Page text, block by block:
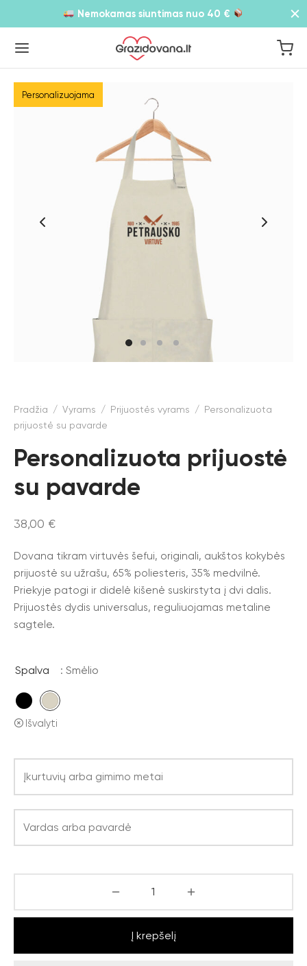
Nemokamas siuntimas nuo 40 €
Personalizuojama
Pradžia / Vyrams / Prijuostės vyrams / Personalizuota
prijuostė su pavarde
Personalizuota prijuostė
su pavarde
38,00 €
Dovana tikram virtuvės šefui, originali, aukštos kokybės
prijuostė su užrašu, 65% poliesteris, 35% medvilnė.
Priekyje patogi ir didelė kišenė suskirstyta į dvi dalis.
Prijuostės dydis universalus, reguliuojamas metaline
sagtele.
Spalva : Smėlio
Išvalyti
Į krepšelį